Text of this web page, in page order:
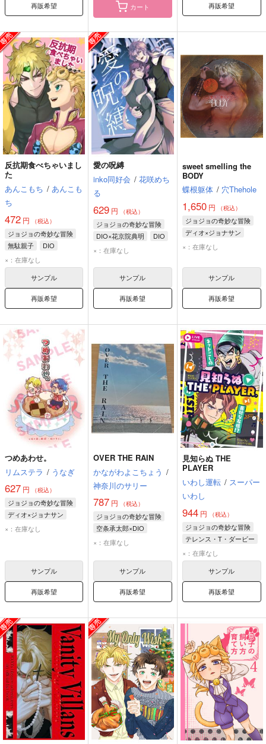
再販希望 カート 再販希望
反抗期食べちゃいまし
た
あんこもち / あんこも
ち
472 円 （税込）
ジョジョの奇妙な冒険
無駄親子
DIO
ジョルノ・ジョバァーナ
×：在庫なし
サンプル
再販希望
愛の呪縛
inko同好会 / 花咲めち
る
629 円 （税込）
ジョジョの奇妙な冒険
DIO×花京院典明
DIO
花京院典明
×：在庫なし
サンプル
再販希望
sweet smelling the
BODY
蝶根躯体 / 穴Thehole
1,650円 （税込）
ジョジョの奇妙な冒険
ディオ×ジョナサン
DIO
ジョナサン・ジョースター
×：在庫なし
サンプル
再販希望
つめあわせ。
リムステラ / うなぎ
627 円 （税込）
ジョジョの奇妙な冒険
ディオ×ジョナサン
ディオ・ブランドー
×：在庫なし
サンプル
再販希望
OVER THE RAIN
かながわよこちょう /
神奈川のサリー
787 円 （税込）
ジョジョの奇妙な冒険
空条承太郎×DIO
空条承太郎
×：在庫なし
サンプル
再販希望
見知らぬ THE
PLAYER
いわし運転 / スーパー
いわし
944円 （税込）
ジョジョの奇妙な冒険
テレンス・T・ダービー
花京院典明
×：在庫なし
サンプル
再販希望